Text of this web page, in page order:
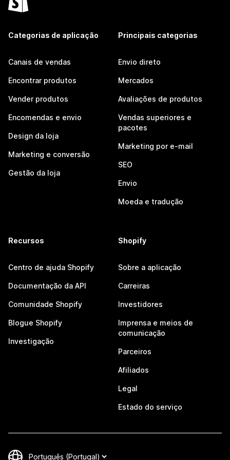
Categorias de aplicação
Canais de vendas
Encontrar produtos
Vender produtos
Encomendas e envio
Design da loja
Marketing e conversão
Gestão da loja
Principais categorias
Envio direto
Mercados
Avaliações de produtos
Vendas superiores e
pacotes
Marketing por e-mail
SEO
Envio
Moeda e tradução
Recursos
Centro de ajuda Shopify
Documentação da API
Comunidade Shopify
Blogue Shopify
Investigação
Shopify
Sobre a aplicação
Carreiras
Investidores
Imprensa e meios de
comunicação
Parceiros
Afiliados
Legal
Estado do serviço